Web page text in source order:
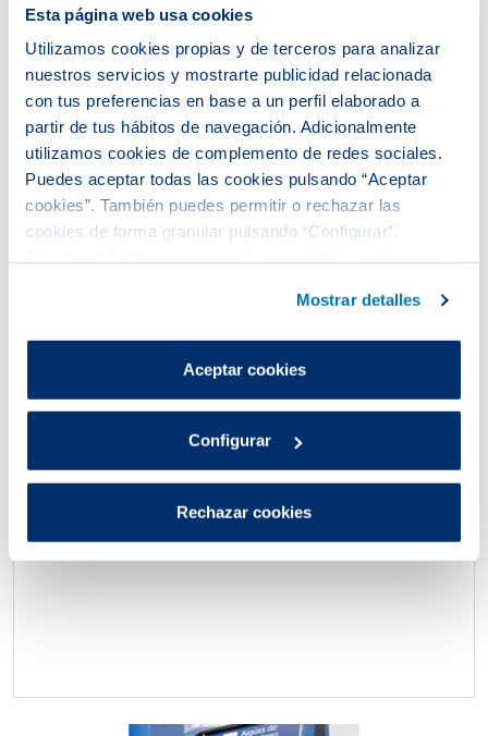
Esta página web usa cookies
Utilizamos cookies propias y de terceros para analizar
nuestros servicios y mostrarte publicidad relacionada
con tus preferencias en base a un perfil elaborado a
partir de tus hábitos de navegación. Adicionalmente
utilizamos cookies de complemento de redes sociales.
Puedes aceptar todas las cookies pulsando “Aceptar
cookies”. También puedes permitir o rechazar las
cookies de forma granular pulsando “Configurar”.
son indispensables para que el sitio web funcione y que
por tanto no se pueden desactivar.
Puedes consultar más información en nuestra
Mostrar detalles
Aceptar cookies
Configurar
Rechazar cookies
Aigües de Barcelona impulsa la
renaturalización de sus
biodiversidad metropolitana
Aigües de Barcelona reafirma su compromiso con la
ecosistemas metropolitanos con una iniciativa que
tiene como objetivo transformar las infraestructuras
y la fauna autóctonas, mejorando a la vez la